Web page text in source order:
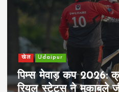
खेल Udaipur
पिम्स मेवाड़ कप 2026:
रियल स्टेट्स ने मुकाबले